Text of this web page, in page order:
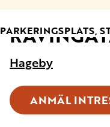
TYP:
PARKERINGSPLATS,
Hageby
ANMÄL